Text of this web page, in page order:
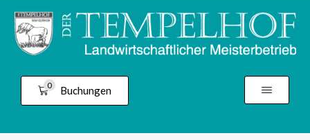
0 Buchungen